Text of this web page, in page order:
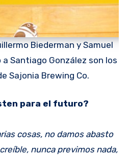
Biederman y Samuel
Santiago González son los
Sajonia Brewing Co.
para el futuro?
cosas, no damos abasto
nunca previmos nada,